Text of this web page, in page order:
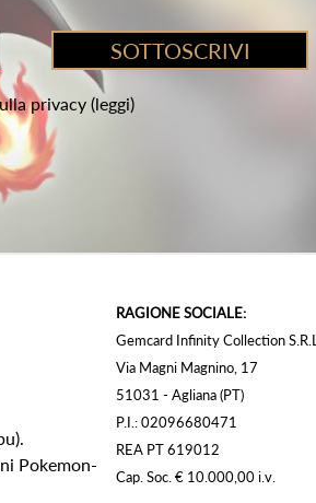
privacy (leggi)
Pokemon-
RAGIONE SOCIALE:
Gemcard Infinity Collection S.R.L.
Via Magni Magnino, 17
51031 - Agliana (PT)
P.I.: 02096680471
REA PT 619012
Cap. Soc. € 10.000,00 i.v.